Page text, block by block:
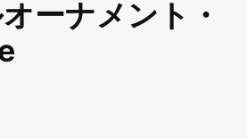
ーナメント・